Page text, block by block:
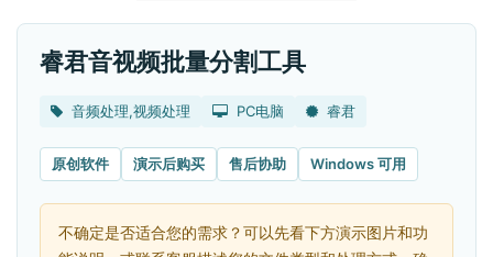
睿君音视频批量分割工具
音频处理,视频处理 PC电脑 睿君
原创软件 演示后购买 售后协助 Windows 可用
不确定是否适合您的需求？可以先看下方演示图片和功